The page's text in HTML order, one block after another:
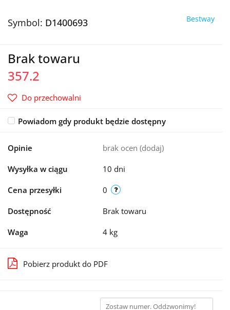
Symbol: D1400693 Bestway
Brak towaru
357.2
Do przechowalni
Powiadom gdy produkt będzie dostępny
Opinie brak ocen (dodaj)
Wysyłka w ciągu 10 dni
Cena przesyłki 0
Dostępność Brak towaru
Waga 4 kg
Pobierz produkt do PDF